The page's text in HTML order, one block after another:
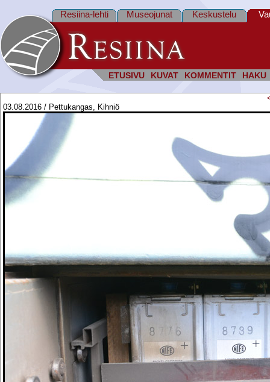
ETUSIVU KUVAT KOMMENTIT HAKU
Resiina-lehti Museojunat Keskustelu
03.08.2016 / Pettukangas, Kihniö